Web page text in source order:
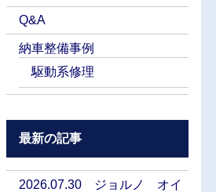
Q&A
納車整備事例
駆動系修理
最新の記事
2026.07.30 ジョルノ オイ